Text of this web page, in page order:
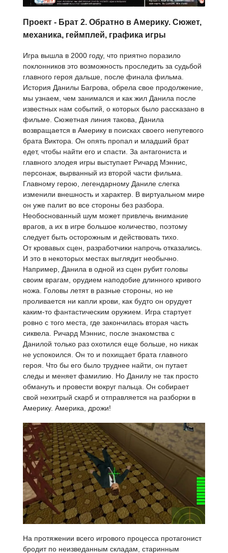
Проект - Брат 2. Обратно в Америку. Сюжет,
механика, геймплей, графика игры
Игра вышла в 2000 году, что приятно поразило
поклонников это возможность проследить за судьбой
главного героя дальше, после финала фильма.
История Данилы Багрова, обрела свое продолжение,
мы узнаем, чем занимался и как жил Данила после
известных нам событий, о которых было рассказано в
фильме. Сюжетная линия такова, Данила
возвращается в Америку в поисках своего непутевого
брата Виктора. Он опять пропал и младший брат
едет, чтобы найти его и спасти. За антагониста и
главного злодея игры выступает Ричард Мэннис,
персонаж, вырванный из второй части фильма.
Главному герою, легендарному Даниле слегка
изменили внешность и характер. В виртуальном мире
он уже палит во все стороны без разбора.
Необоснованный шум может привлечь внимание
врагов, а их в игре большое количество, поэтому
следует быть осторожным и действовать тихо.
От кровавых сцен, разработчики напрочь отказались.
И это в некоторых местах выглядит необычно.
Например, Данила в одной из сцен рубит головы
своим врагам, орудием наподобие длинного кривого
ножа. Головы летят в разные стороны, но не
проливается ни капли крови, как будто он орудует
каким-то фантастическим оружием. Игра стартует
ровно с того места, где закончилась вторая часть
сиквела. Ричард Мэннис, после знакомства с
Данилой только раз охотился еще больше, но никак
не успокоился. Он то и похищает брата главного
героя. Что бы его было труднее найти, он путает
следы и меняет фамилию. Но Данилу не так просто
обмануть и провести вокруг пальца. Он собирает
свой нехитрый скарб и отправляется на разборки в
Америку. Америка, дрожи!
На протяжении всего игрового процесса протагонист
бродит по неизведанным складам, старинным